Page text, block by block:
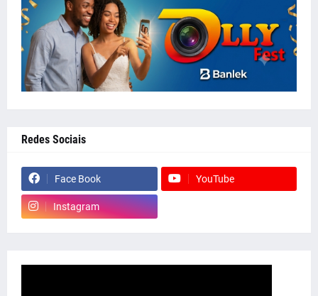
Redes Sociais
Face Book YouTube
Instagram